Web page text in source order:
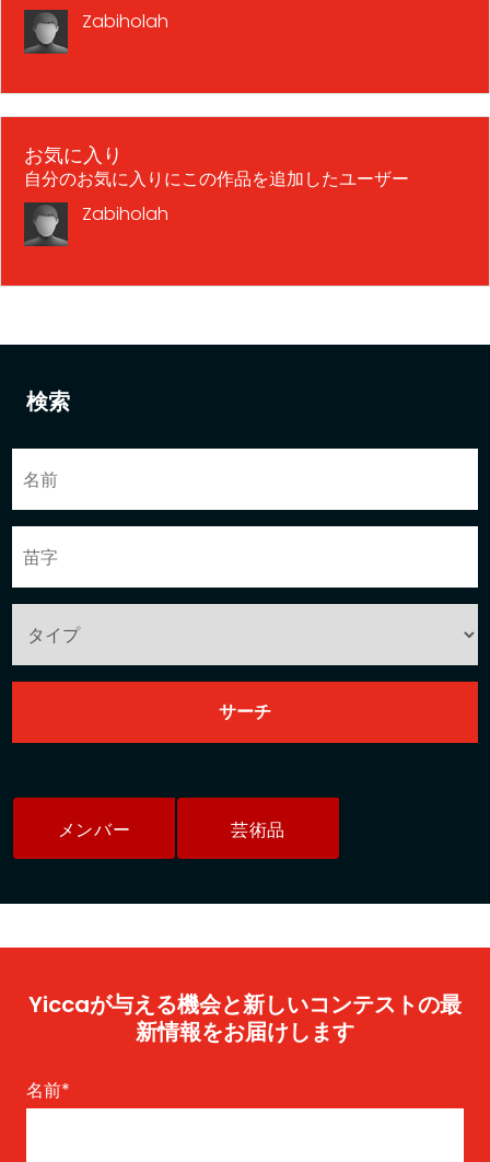
検索
メンバー 芸術品
Zabiholah
お気に入り
自分のお気に入りにこの作品を追加したユーザー
Zabiholah
Yiccaが与える機会と新しいコンテストの最
新情報をお届けします
名前*